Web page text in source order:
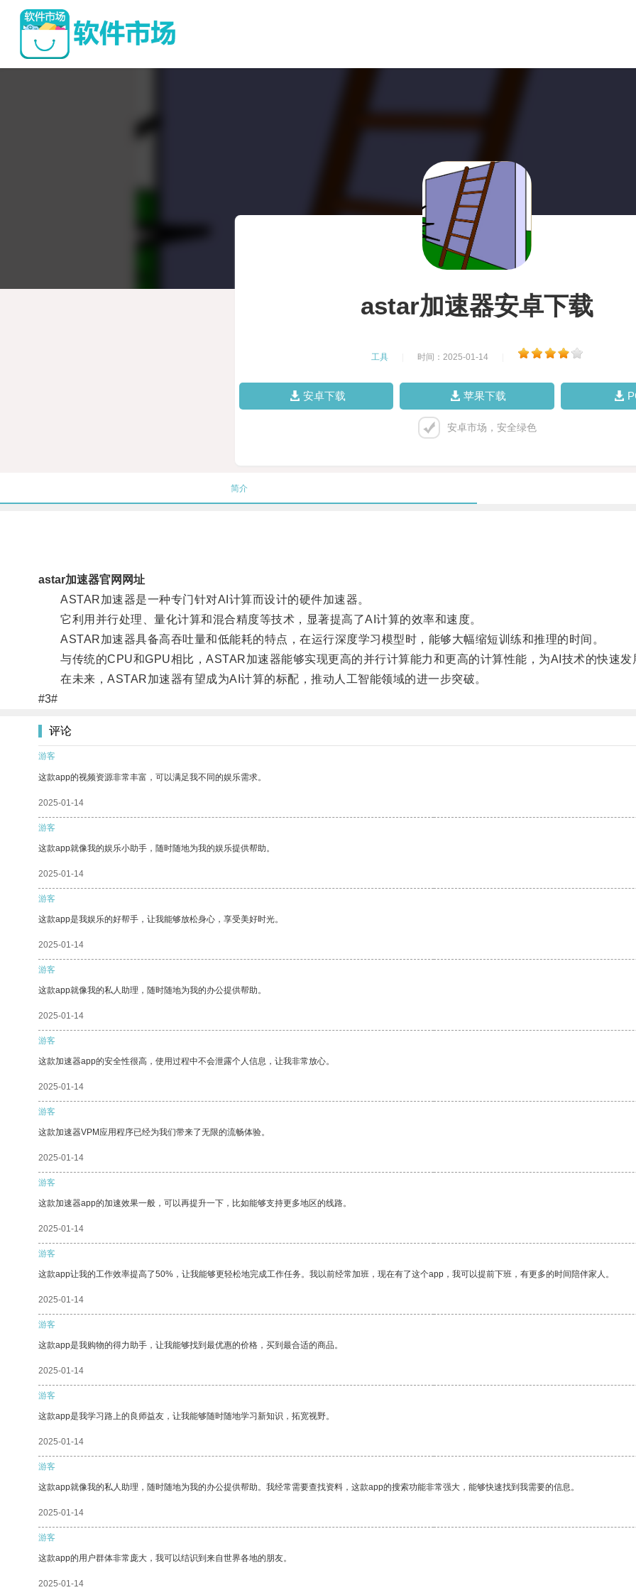
astar加速器安卓下载
工具 时间：2025-01-14
安卓下载 苹果下载
安卓市场，安全绿色
简介
astar加速器官网网址
ASTAR加速器是一种专门针对AI计算而设计的硬件加速器。
它利用并行处理、量化计算和混合精度等技术，显著提高了AI计算的效率和速度。
ASTAR加速器具备高吞吐量和低能耗的特点，在运行深度学习模型时，能够大幅缩短训练和推理的时间。
与传统的CPU和GPU相比，ASTAR加速器能够实现更高的并行计算能力和更高的计算性能，为AI技术的快速发
在未来，ASTAR加速器有望成为AI计算的标配，推动人工智能领域的进一步突破。
#3#
评论
游客
这款app的视频资源非常丰富，可以满足我不同的娱乐需求。
2025-01-14
游客
这款app就像我的娱乐小助手，随时随地为我的娱乐提供帮助。
2025-01-14
游客
这款app是我娱乐的好帮手，让我能够放松身心，享受美好时光。
2025-01-14
游客
这款app就像我的私人助理，随时随地为我的办公提供帮助。
2025-01-14
游客
这款加速器app的安全性很高，使用过程中不会泄露个人信息，让我非常放心。
2025-01-14
游客
这款加速器VPM应用程序已经为我们带来了无限的流畅体验。
2025-01-14
游客
这款加速器app的加速效果一般，可以再提升一下，比如能够支持更多地区的线路。
2025-01-14
游客
这款app让我的工作效率提高了50%，让我能够更轻松地完成工作任务。我以前经常加班，现在有了这个app，我可以提前下班，有更多的时间陪伴家人。
2025-01-14
游客
这款app是我购物的得力助手，让我能够找到最优惠的价格，买到最合适的商品。
2025-01-14
游客
这款app是我学习路上的良师益友，让我能够随时随地学习新知识，拓宽视野。
2025-01-14
游客
这款app就像我的私人助理，随时随地为我的办公提供帮助。我经常需要查找资料，这款app的搜索功能非常强大，能够快速找到我需要的信息。
2025-01-14
游客
这款app的用户群体非常庞大，我可以结识到来自世界各地的朋友。
2025-01-14